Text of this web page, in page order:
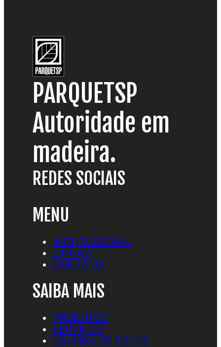
PARQUETSP
Autoridade em
madeira.
REDES SOCIAIS
MENU
INSTITUCIONAL
LINHAS
CONTATO
SAIBA MAIS
PRODUTOS
SERVIÇOS
GALERIA DE FOTOS